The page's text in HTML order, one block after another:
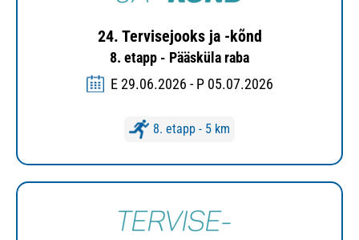
24. Tervisejooks ja -kõnd
8. etapp - Pääsküla raba
E 29.06.2026 - P 05.07.2026
8. etapp - 5 km